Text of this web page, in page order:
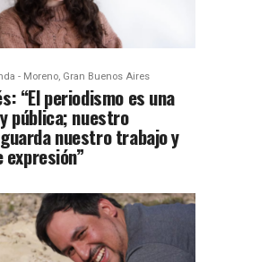
- Moreno, Gran Buenos Aires
“El periodismo es una
pública; nuestro
nuestro trabajo y